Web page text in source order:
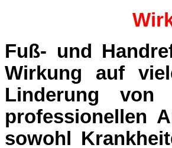
Fuß- und
Wirkung auf
Linderung von
professionellen
sowohl